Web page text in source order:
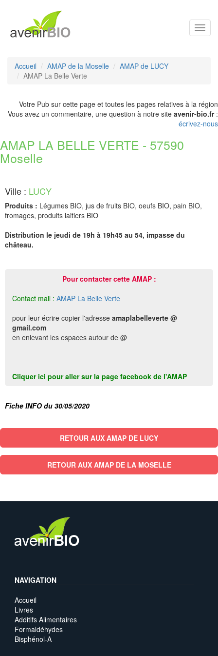
Accueil AMAP de la Moselle
AMAP de LUCY
AMAP La Belle Verte
Votre Pub sur cette page et toutes les pages relatives à la région
Vous avez un commentaire, une question à notre site avenir-bio.fr:
écrivez-nous
AMAP LA BELLE VERTE - 57590
Moselle
Ville : LUCY
Produits : Légumes BIO, jus de fruits BIO, oeufs BIO, pain BIO,
fromages, produits laitiers BIO
Distribution le jeudi de 19h à 19h45 au 54, impasse du
château.
Pour contacter cette AMAP :
Contact mail : AMAP La Belle Verte
pour leur écrire copier l'adresse amaplabelleverte @
gmail.com
en enlevant les espaces autour de @
Cliquer ici pour aller sur la page facebook de l'AMAP
Fiche INFO du 30/05/2020
RETOUR AUX AMAP DE LUCY
RETOUR AUX AMAP DE LA MOSELLE
NAVIGATION
Accueil
Livres
Additifs Alimentaires
Formaldéhydes
Bisphénol-A